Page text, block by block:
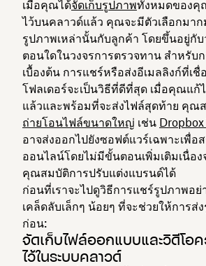
เมื่อคุณได้จัดเก็บรูปภาพทั้งหมดของคุ
ไว้บนคลาวด์แล้ว คุณจะมีตัวเลือกมาก
รูปภาพเหล่านั้นกับลูกค้า โดยขึ้นอยู่กั
ตอนใดในวงจรการตรวจทาน สำหรับ
เบื้องต้น การแชร์หรือส่งอีเมลลิงก์ที่เชื่
โฟลเดอร์จะเป็นวิธีที่ดีที่สุด เมื่อคุณแก้ไ
แล้วและพร้อมที่จะส่งไฟล์สุดท้าย คุณ
ถ่ายโอนไฟล์ขนาดใหญ่ เช่น
อาจส่งออกไปยังซอฟต์แวร์เฉพาะเพื่อ
ออนไลน์โดยไม่มีขั้นตอนเพิ่มเติมเนื่อง
คุณสมบัติการปรับแต่งแบรนด์ได้
ก่อนที่เราจะไปดูวิธีการแชร์รูปภาพอย่
เคล็ดลับเล็กๆ น้อยๆ ที่จะช่วยให้การส่
ก่อน:
จัดเก็บไฟล์ออกแบบและวิดีโอค
ไว้ในระบบคลาวด์